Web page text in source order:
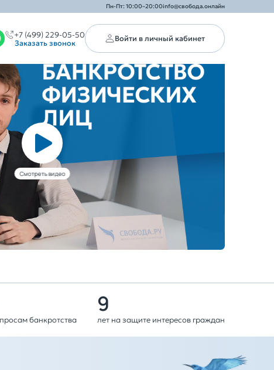
Пн-Пт: 10:00–20:00info@свобода.онлайн
+7 (499) 229-05-50
Заказать звонок
Войти в личный кабинет
банкротства
9
лет на защите интересов граждан